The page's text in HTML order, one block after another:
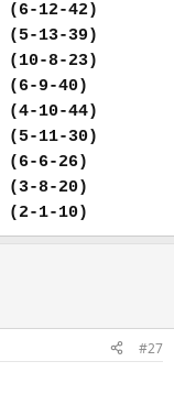
(6-12-42)
(5-13-39)
(10-8-23)
(6-9-40)
(4-10-44)
(5-11-30)
(6-6-26)
(3-8-20)
(2-1-10)
#27